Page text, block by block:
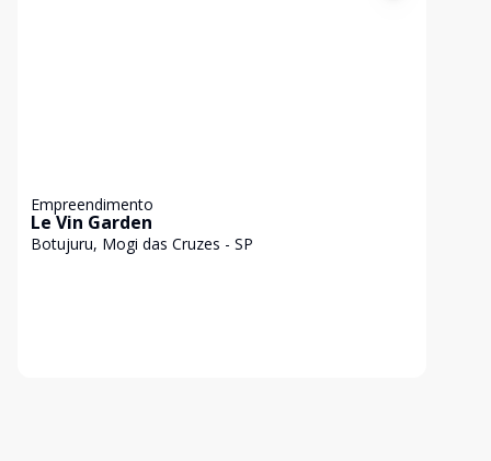
Empreendimento
Le Vin Garden
Botujuru, Mogi das Cruzes - SP